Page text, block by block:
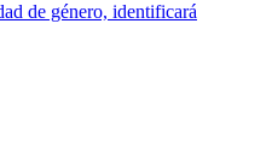
de género, identificará